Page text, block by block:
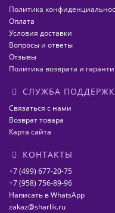
Политика
Оплата
Условия доставки
Вопросы и ответы
Отзывы
Политика возврата и
СЛУЖБА
Связаться с нами
Возврат товара
Карта сайта
КОНТАКТЫ
+7 (499) 677-20-75
+7 (958) 756-89-96
Написать в WhatsApp
zakaz@sharlik.ru